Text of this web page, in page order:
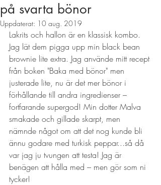
på svarta bönor
Uppdaterat: 10 aug. 2019
Lakrits och hallon är en klassisk kombo.
Jag lät dem pigga upp min black bean
brownie lite extra. Jag använde mitt recept
från boken "Baka med bönor" men
justerade lite, nu är det mer bönor i
förhållande till andra ingredienser –
fortfarande supergod! Min dotter Malva
smakade och gillade skarpt, men
nämnde något om att det nog kunde bli
ännu godare med turkisk peppar...så då
var jag ju tvungen att testa! Jag är
benägen att hålla med – men gör som ni
tycker!